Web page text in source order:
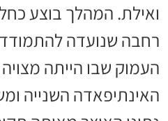
ואילת. המהלך בוצע
רחבה שנועדה
העמוק שבו הייתה
האינתיפאדה השנייה